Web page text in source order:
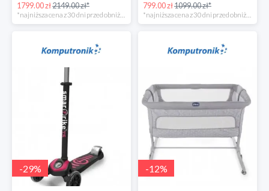
1799.00 zł2149.00 zł*
*najniższa cena z 30 dni przed obniżką
799.00 zł1099.00 zł*
*najniższa cena z 30 dni przed obniżką
-29% -12%